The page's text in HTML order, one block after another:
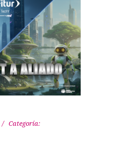
Categoría: